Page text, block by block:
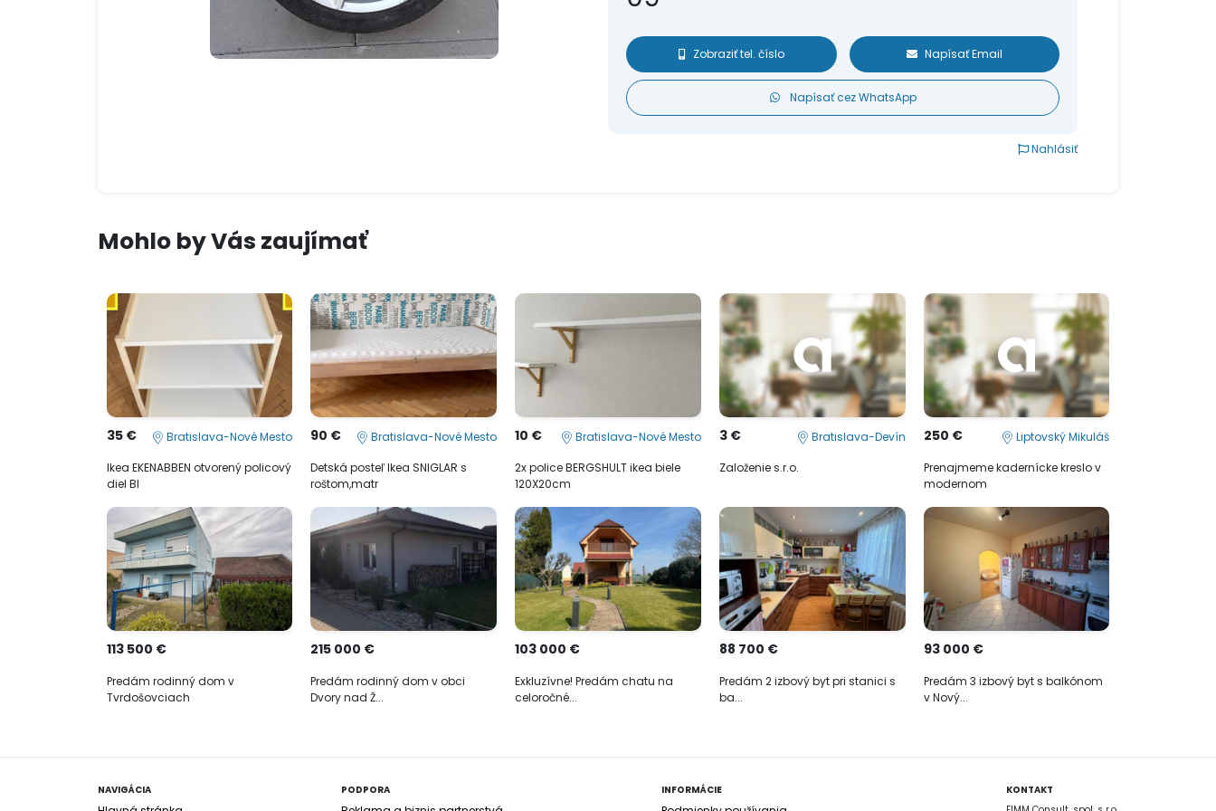
Zobraziť tel. číslo Napísať Email
Napísať cez WhatsApp
Nahlásiť
Mohlo by Vás zaujímať
35 € Bratislava-Nové Mesto
Ikea EKENABBEN otvorený policový
diel BI
90 € Bratislava-Nové Mesto
Detská posteľ Ikea SNIGLAR s
roštom,matr
10 € Bratislava-Nové Mesto
2x police BERGSHULT ikea biele
120X20cm
3 € Bratislava-Devín
Založenie s.r.o.
250 € Liptovský Mikuláš
Prenajmeme kadernícke kreslo v
modernom
113 500 €
Predám rodinný dom v
Tvrdošovciach
215 000 €
Predám rodinný dom v obci
Dvory nad Ž...
103 000 €
Exkluzívne! Predám chatu na
celoročné...
88 700 €
Predám 2 izbový byt pri stanici s
ba...
93 000 €
Predám 3 izbový byt s balkónom
v Nový...
NAVIGÁCIA PODPORA INFORMÁCIE
KONTAKT